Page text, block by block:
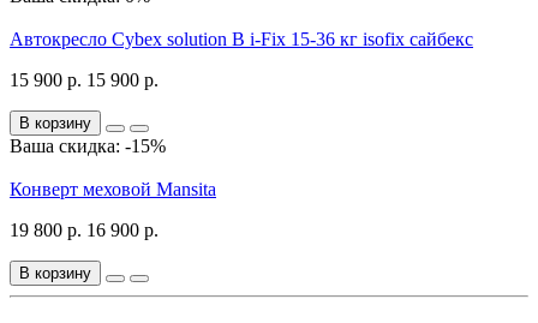
Автокресло Cybex solution B i-Fix 15-36 кг isofix сайбекс
15 900 р. 15 900 р.
В корзину
Ваша скидка: -15%
Конверт меховой Mansita
19 800 р. 16 900 р.
В корзину